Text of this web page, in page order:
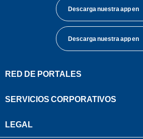
Descarga nuestra app en
Descarga nuestra app en
RED DE PORTALES
SERVICIOS CORPORATIVOS
LEGAL